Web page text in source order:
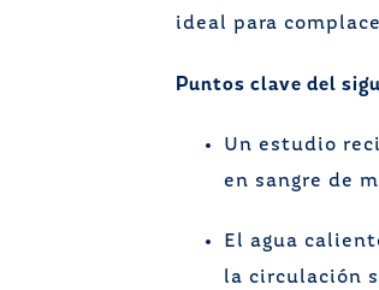
ideal para
Puntos clave del
Un estudio
en sangre de
El agua
la circulación